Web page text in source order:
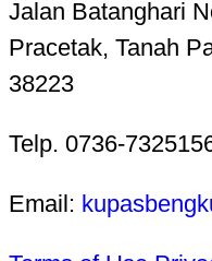
Jalan Batanghari
Pracetak, Tanah
38223
Telp. 0736-
Email: